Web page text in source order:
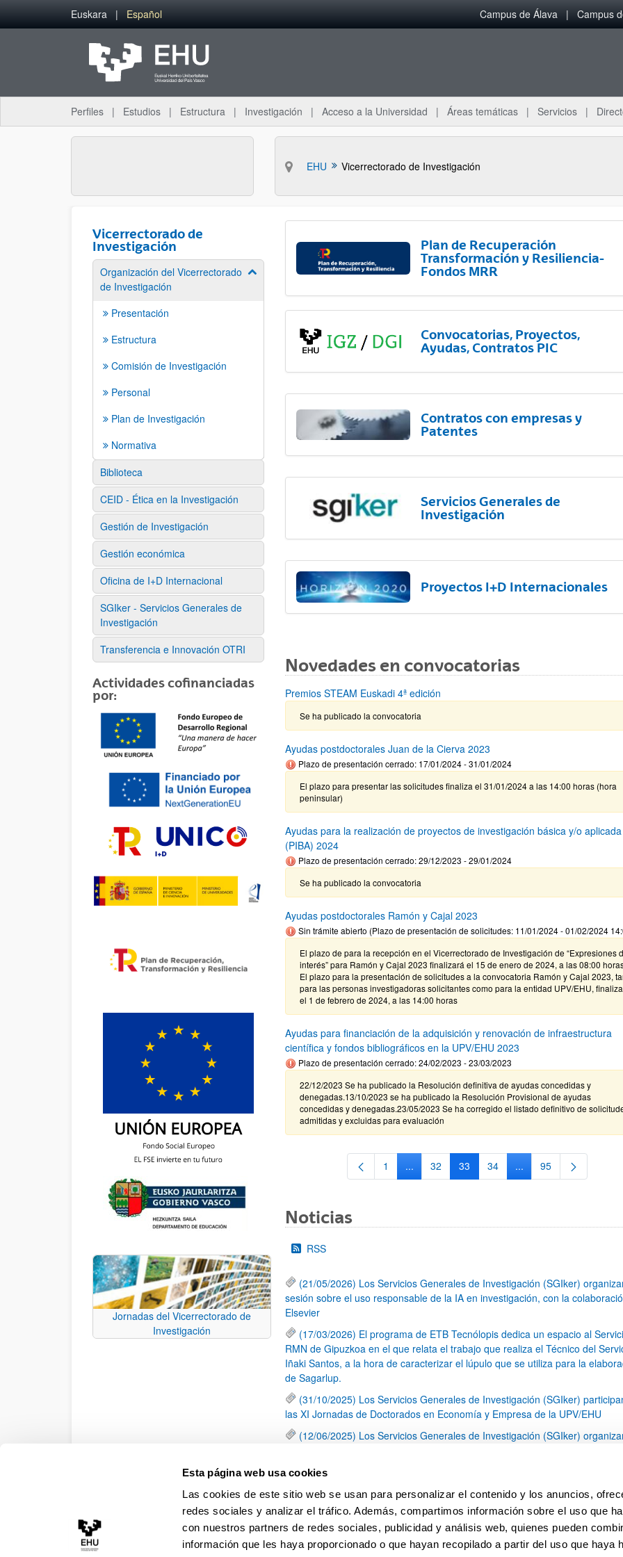
Esta página web usa cookies
Las cookies de este sitio web se usan para personalizar el contenido y los anuncios,
redes sociales y analizar el tráfico. Además, compartimos información sobre el uso que
con nuestros partners de redes sociales, publicidad y análisis web, quienes pueden
información que les haya proporcionado o que hayan recopilado a partir del uso que haya
Saltar al contenido principal
Euskara Español Campus de Álava Campus
Perfiles Estudios Estructura Investigación Acceso a la Universidad Áreas temáticas Servicios
EHU Vicerrectorado de Investigación
Vicerrectorado de
Investigación
Organización del Vicerrectorado
de Investigación
Mostrar/ocultar subpáginas
Presentación
Estructura
Comisión de Investigación
Personal
Plan de Investigación
Normativa
Biblioteca
CEID - Ética en la Investigación
Gestión de Investigación
Gestión económica
Oficina de I+D Internacional
SGIker - Servicios Generales de
Investigación
Transferencia e Innovación OTRI
Actividades cofinanciadas
por:
Jornadas del Vicerrectorado de
Investigación
Plan de Recuperación
Transformación y Resiliencia-
Fondos MRR
Convocatorias, Proyectos,
Ayudas, Contratos PIC
Contratos con empresas y
Patentes
Servicios Generales de
Investigación
Proyectos I+D Internacionales
Novedades en convocatorias
Premios STEAM Euskadi 4ª edición
Se ha publicado la convocatoria
Ayudas postdoctorales Juan de la Cierva 2023
Plazo de presentación cerrado: 17/01/2024 - 31/01/2024
El plazo para presentar las solicitudes finaliza el 31/01/2024 a las 14:00 horas (hora
peninsular)
Ayudas para la realización de proyectos de investigación básica y/o aplicada
(PIBA) 2024
Plazo de presentación cerrado: 29/12/2023 - 29/01/2024
Se ha publicado la convocatoria
Ayudas postdoctorales Ramón y Cajal 2023
Sin trámite abierto (Plazo de presentación de solicitudes: 11/01/2024 - 01/02/2024
El plazo de para la recepción en el Vicerrectorado de Investigación de “Expresiones
interés” para Ramón y Cajal 2023 finalizará el 15 de enero de 2024, a las 08:00
El plazo para la presentación de solicitudes a la convocatoria Ramón y Cajal 2023,
para las personas investigadoras solicitantes como para la entidad UPV/EHU,
el 1 de febrero de 2024, a las 14:00 horas
Ayudas para financiación de la adquisición y renovación de infraestructura
científica y fondos bibliográficos en la UPV/EHU 2023
Plazo de presentación cerrado: 24/02/2023 - 23/03/2023
22/12/2023 Se ha publicado la Resolución definitiva de ayudas concedidas y
denegadas.13/10/2023 se ha publicado la Resolución Provisional de ayudas
concedidas y denegadas.23/05/2023 Se ha corregido el listado definitivo de
admitidas y excluidas para evaluación
Página
1 ...Páginas intermedias Use TAB para desplazarse.
Página
32 Página
33 Página
34 ...Páginas intermedias
Página
95
Noticias
RSS
(21/05/2026) Los Servicios Generales de Investigación (SGIker)
sesión sobre el uso responsable de la IA en investigación, con la
Elsevier
(17/03/2026) El programa de ETB Tecnólopis dedica un espacio al
RMN de Gipuzkoa en el que relata el trabajo que realiza el Técnico del
Iñaki Santos, a la hora de caracterizar el lúpulo que se utiliza para la
de Sagarlup.
(31/10/2025) Los Servicios Generales de Investigación (SGIker)
las XI Jornadas de Doctorados en Economía y Empresa de la UPV/EHU
(12/06/2025) Los Servicios Generales de Investigación (SGIker)
una caracterización química de dos variedades de lúpulo silvestre
Página
1 Página
2 Página
3 ...
Páginas intermedias Use TAB
Página
79